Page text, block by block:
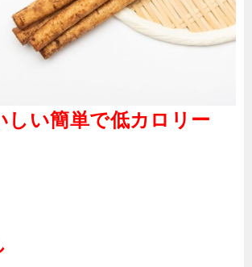
しい簡単で低カロリー